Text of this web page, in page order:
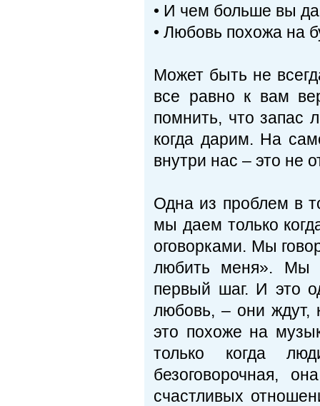
• И чем больше вы
• Любовь похожа на
Может быть не
все равно к вам
помнить, что запас
когда дарим. На
внутри нас – это не
Одна из проблем в
мы даем только
оговорками. Мы
любить меня». Мы
первый шаг. И это
любовь, – они ждут,
это похоже на
только когда
безоговорочная,
счастливых